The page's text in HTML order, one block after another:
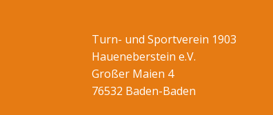
Turn- und Sportverein 1903
Haueneberstein e.V.
Großer Maien 4
76532 Baden-Baden